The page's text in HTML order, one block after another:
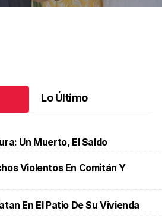
Lo Último
Un Muerto, El Saldo
Violentos En Comitán Y
En El Patio De Su Vivienda